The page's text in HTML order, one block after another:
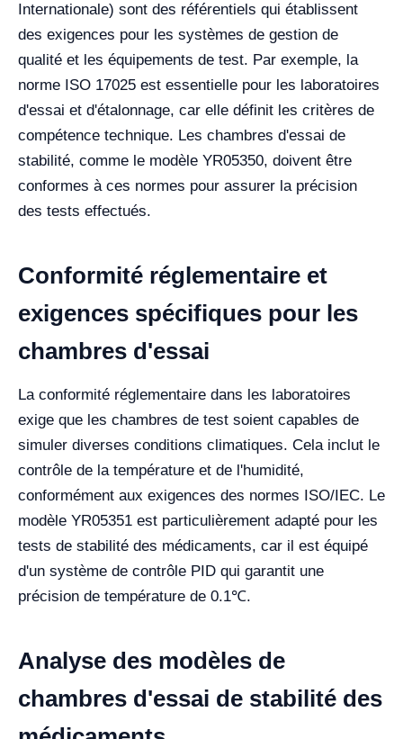
Internationale) sont des référentiels qui établissent
des exigences pour les systèmes de gestion de
qualité et les équipements de test. Par exemple, la
norme ISO 17025 est essentielle pour les laboratoires
d'essai et d'étalonnage, car elle définit les critères de
compétence technique. Les chambres d'essai de
stabilité, comme le modèle YR05350, doivent être
conformes à ces normes pour assurer la précision
des tests effectués.
Conformité réglementaire et
exigences spécifiques pour les
chambres d'essai
La conformité réglementaire dans les laboratoires
exige que les chambres de test soient capables de
simuler diverses conditions climatiques. Cela inclut le
contrôle de la température et de l'humidité,
conformément aux exigences des normes ISO/IEC. Le
modèle YR05351 est particulièrement adapté pour les
tests de stabilité des médicaments, car il est équipé
d'un système de contrôle PID qui garantit une
précision de température de 0.1℃.
Analyse des modèles de
chambres d'essai de stabilité des